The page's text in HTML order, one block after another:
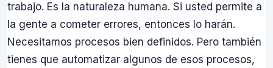
trabajo. Es la naturaleza humana. Si usted permite a
la gente a cometer errores, entonces lo harán.
Necesitamos procesos bien definidos. Pero también
tienes que automatizar algunos de esos procesos,